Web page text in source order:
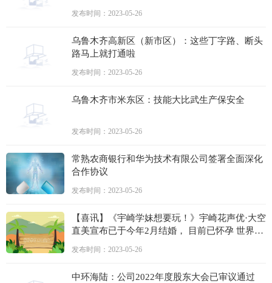
发布时间：2023-05-26
乌鲁木齐高新区（新市区）：这些丁字路、断头
路马上就打通啦
发布时间：2023-05-26
乌鲁木齐市米东区：技能大比武生产保安全
发布时间：2023-05-26
常熟农商银行和华为技术有限公司签署全面深化
合作协议
发布时间：2023-05-26
【喜讯】《宇崎学妹想要玩！》宇崎花声优·大空
直美宣布已于今年2月结婚， 目前已怀孕 世界即
发布时间：2023-05-26
中环海陆：公司2022年度股东大会已审议通过